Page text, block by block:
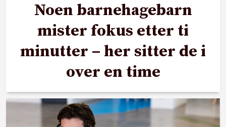
Noen barnehagebarn
mister fokus etter ti
minutter – her sitter de i
over en time